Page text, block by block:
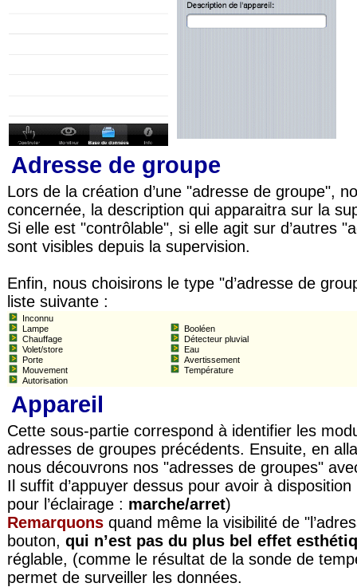
Adresse de groupe
Lors de la création d’une "adresse de groupe",
concernée, la description qui apparaitra sur la
Si elle est "contrôlable", si elle agit sur d’autres
sont visibles depuis la supervision.
Enfin, nous choisirons le type "d’adresse de
liste suivante :
Inconnu
Lampe
Chauffage
Volet/store
Porte
Mouvement
Autorisation
Booléen
Détecteur pluvial
Eau
Avertissement
Température
Appareil
Cette sous-partie correspond à identifier les
adresses de groupes précédents. Ensuite, en
nous découvrons nos "adresses de groupes"
Il suffit d’appuyer dessus pour avoir à
pour l’éclairage : marche/arret)
Remarquons quand même la visibilité de
bouton, qui n’est pas du plus bel effet
réglable, (comme le résultat de la sonde de
permet de surveiller les données.